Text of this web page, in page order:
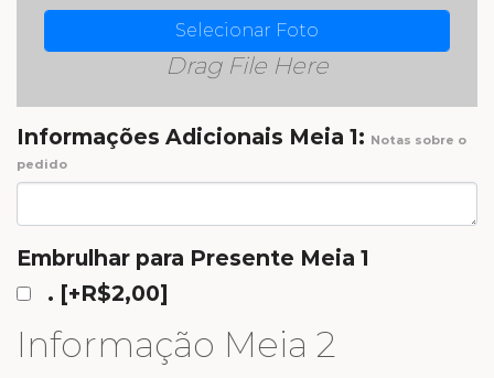
Selecionar Foto
Drag File Here
Informações Adicionais Meia 1: Notas sobre o
pedido
Embrulhar para Presente Meia 1
. [+R$2,00]
Informação Meia 2